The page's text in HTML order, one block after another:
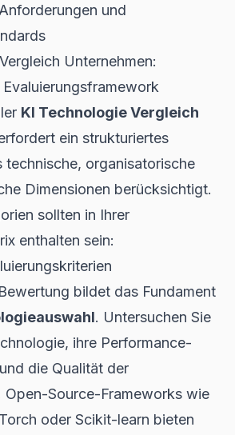
und
Unternehmen:
KI Technologie Vergleich
ein strukturiertes
technische, organisatorische
Dimensionen berücksichtigt.
sollten in Ihrer
enthalten sein:
bildet das Fundament
. Untersuchen Sie
ihre Performance-
die Qualität der
Open-Source-Frameworks wie
oder Scikit-learn bieten